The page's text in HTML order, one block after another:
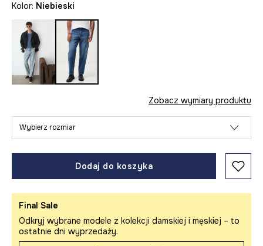
Kolor: niebieski
Zobacz wymiary produktu
Wybierz rozmiar
Dodaj do koszyka
Final Sale
Odkryj wybrane modele z kolekcji damskiej i męskiej – to
ostatnie dni wyprzedaży.